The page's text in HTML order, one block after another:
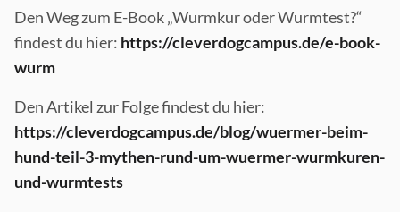
Den Weg zum E-Book „Wurmkur oder Wurmtest?“
findest du hier: https://cleverdogcampus.de/e-book-
wurm
Den Artikel zur Folge findest du hier:
https://cleverdogcampus.de/blog/wuermer-beim-
hund-teil-3-mythen-rund-um-wuermer-wurmkuren-
und-wurmtests